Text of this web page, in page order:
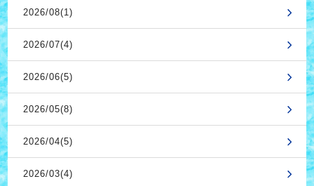
2026/08(1)
2026/07(4)
2026/06(5)
2026/05(8)
2026/04(5)
2026/03(4)